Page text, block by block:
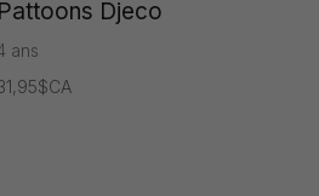
Pattoons Djeco
ans